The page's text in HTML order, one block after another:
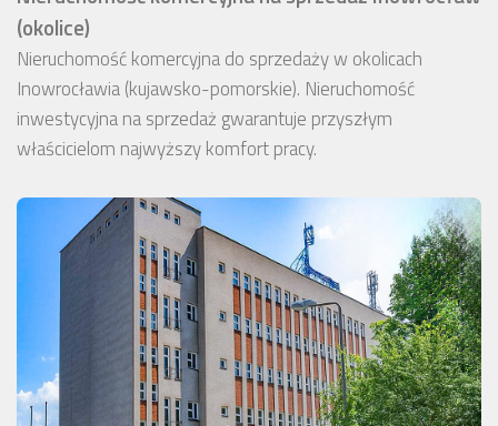
(okolice)
Nieruchomość komercyjna do sprzedaży w okolicach
Inowrocławia (kujawsko-pomorskie). Nieruchomość
inwestycyjna na sprzedaż gwarantuje przyszłym
właścicielom najwyższy komfort pracy.